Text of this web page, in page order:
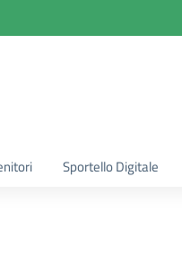
Sportello Digitale